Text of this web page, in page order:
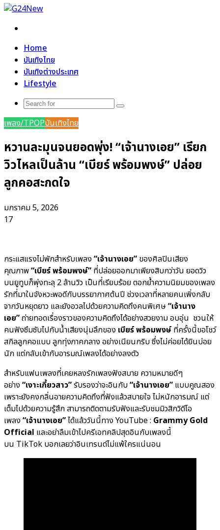
Home
บันเทิงไทย
บันเทิงต่างประเทศ
Lifestyle
Search
เพลง/TPOPบันเทิงไทย
หวานละมุนจนยอดพุ่ง! “เจ้านางเอย” เรียก
วิวไหลเป็นล้าน “เบียร์ พร้อมพงษ์” ปล่อย
ลูกคอสะกดใจ
มกราคม 5, 2026
17
กระแสแรงไม่พักสำหรับเพลง“เจ้านางเอย” ของศิลปินเสียง
คุณภาพ“เบียร์ พร้อมพงษ์” ที่ปล่อยออกมาเพียงสิบกว่าวัน ยอดวิว
บนยูทูบก็พุ่งทะลุ 2 ล้านวิว เป็นที่เรียบร้อย ตอกย้ำความนิยมของเพลง
รักที่มาในจังหวะพอดีกับบรรยากาศต้นปี ช่วงเวลาที่หลายคนเพิ่งกลับ
จากวันหยุดยาว และยังอวลไปด้วยความคิดถึงคนพิเศษ“เจ้านาง
เอย”ถ่ายทอดเรื่องราวของความคิดถึงได้อย่างสวยงาม อบอุ่น ชวนให้
คนฟังซึมซับไปกับน้ำเสียงนุ่มลึกของ เบียร์ พร้อมพงษ์ ที่ครั้งนี้ขอโชว์
สกิลลูกคอแบบ ลูกทุ่งภาคกลาง อย่างเนียนกริบ ซึ่งไม่ค่อยได้ยินบ่อย
นัก แต่กลับเข้ากับอารมณ์เพลงได้อย่างลงตัว
สำหรับแฟนเพลงที่เคยหลงรักเพลงฟังสบาย ความหมายดีๆ
อย่าง“เงาะเกี้ยวสาว”รับรองว่าจะอินกับ“เจ้านางเอย” แบบคูณสอง
เพราะยังคงกลิ่นอายความคิดถึงที่ฟังแล้วสบายใจ ไม่หนักอารมณ์ แต่
เต็มไปด้วยความรู้สึก สามารถติดตามรับฟังและรับชมมิวสิกวิดีโอ
เพลง“เจ้านางเอย”ได้แล้ววันนี้ทาง YouTube : Grammy Gold
Official และอย่าลืมเข้าไปครีเอทคลิปสุดอินกับเพลงนี้
บน TikTok บอกเลยว่าอินเทรนด์ไม่แพ้ใครแน่นอน